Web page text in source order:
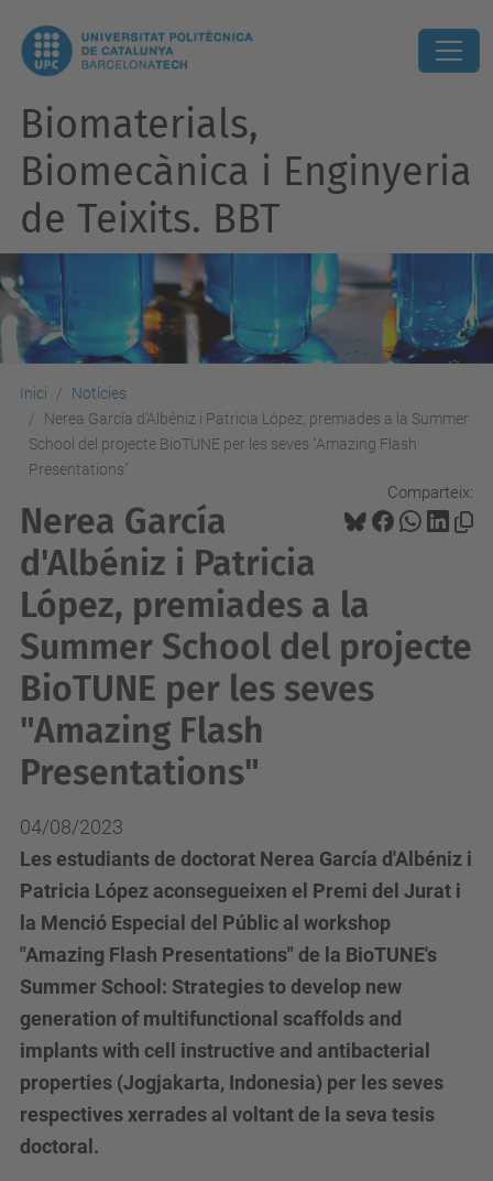
Biomaterials,
Biomecànica i Enginyeria
de Teixits. BBT
Inici
Notícies
Nerea García d'Albéniz i Patricia López, premiades a la Summer
School del projecte BioTUNE per les seves "Amazing Flash
Presentations"
Comparteix:
Nerea García
d'Albéniz i Patricia
López, premiades a la
Summer School del projecte
BioTUNE per les seves
"Amazing Flash
Presentations"
04/08/2023
Les estudiants de doctorat Nerea García d'Albéniz i
Patricia López aconsegueixen el Premi del Jurat i
la Menció Especial del Públic al workshop
"Amazing Flash Presentations" de la BioTUNE's
Summer School: Strategies to develop new
generation of multifunctional scaffolds and
implants with cell instructive and antibacterial
properties (Jogjakarta, Indonesia) per les seves
respectives xerrades al voltant de la seva tesis
doctoral.